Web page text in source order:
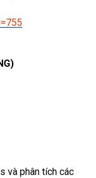
và phân tích các